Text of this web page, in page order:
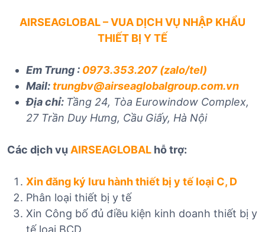
AIRSEAGLOBAL – VUA DỊCH VỤ NHẬP KHẨU
THIẾT BỊ Y TẾ
Em Trung : 0973.353.207 (zalo/tel)
Mail: trungbv@airseaglobalgroup.com.vn
Địa chỉ: Tầng 24, Tòa Eurowindow Complex,
27 Trần Duy Hưng, Cầu Giấy, Hà Nội
Các dịch vụ AIRSEAGLOBAL hỗ trợ:
Xin đăng ký lưu hành thiết bị y tế loại C, D
Phân loại thiết bị y tế
Xin Công bố đủ điều kiện kinh doanh thiết bị y
tế loại BCD